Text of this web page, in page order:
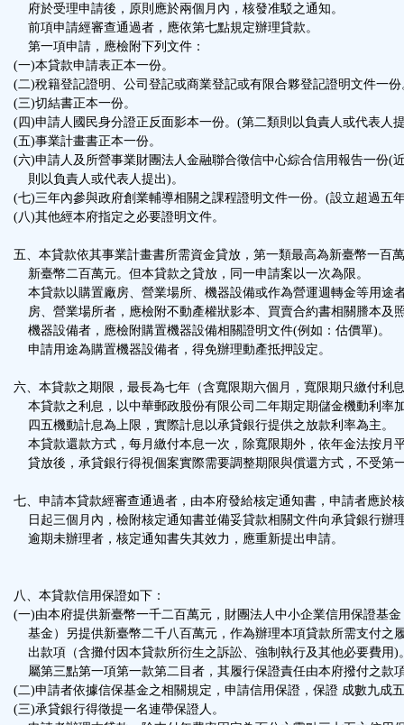
府於受理申請後，原則應於兩個月內，核發准駁之通知。
前項申請經審查通過者，應依第七點規定辦理貸款。
第一項申請，應檢附下列文件：
(一)本貸款申請表正本一份。
(二)稅籍登記證明、公司登記或商業登記或有限合夥登記證明文件一份
(三)切結書正本一份。
(四)申請人國民身分證正反面影本一份。(第二類則以負責人或代表人
(五)事業計畫書正本一份。
(六)申請人及所營事業財團法人金融聯合徵信中心綜合信用報告一份(
則以負責人或代表人提出)。
(七)三年內參與政府創業輔導相關之課程證明文件一份。(設立超過五
(八)其他經本府指定之必要證明文件。
五、本貸款依其事業計畫書所需資金貸放，第一類最高為新臺幣一百
新臺幣二百萬元。但本貸款之貸放，同一申請案以一次為限。
本貸款以購置廠房、營業場所、機器設備或作為營運週轉金等用途
房、營業場所者，應檢附不動產權狀影本、買賣合約書相關謄本及
機器設備者，應檢附購置機器設備相關證明文件(例如：估價單)。
申請用途為購置機器設備者，得免辦理動產抵押設定。
六、本貸款之期限，最長為七年（含寬限期六個月，寬限期只繳付利
本貸款之利息，以中華郵政股份有限公司二年期定期儲金機動利率
四五機動計息為上限，實際計息以承貸銀行提供之放款利率為主。
本貸款還款方式，每月繳付本息一次，除寬限期外，依年金法按月
貸放後，承貸銀行得視個案實際需要調整期限與償還方式，不受第
七、申請本貸款經審查通過者，由本府發給核定通知書，申請者應於
日起三個月內，檢附核定通知書並備妥貸款相關文件向承貸銀行辦
逾期未辦理者，核定通知書失其效力，應重新提出申請。
八、本貸款信用保證如下：
(一)由本府提供新臺幣一千二百萬元，財團法人中小企業信用保證基
基金）另提供新臺幣二千八百萬元，作為辦理本項貸款所需支付之
出款項（含攤付因本貸款所衍生之訴訟、強制執行及其他必要費用)
屬第三點第一項第一款第二目者，其履行保證責任由本府撥付之款
(二)申請者依據信保基金之相關規定，申請信用保證，保證 成數九成
(三)承貸銀行得徵提一名連帶保證人。